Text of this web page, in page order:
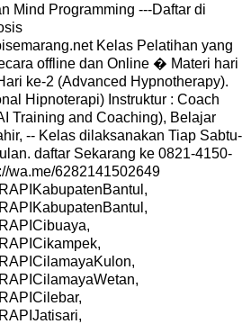
Mind Programming ---Daftar di
Kelas Pelatihan yang
offline dan Online � Materi hari
ke-2 (Advanced Hypnotherapy).
Hipnoterapi) Instruktur : Coach
Training and Coaching), Belajar
-- Kelas dilaksanakan Tiap Sabtu-
daftar Sekarang ke 0821-4150-
wa.me/6282141502649